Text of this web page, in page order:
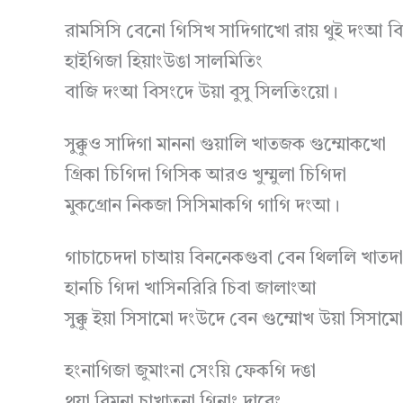
রামসিসি বেনো গিসিখ সাদিগাখো রায় থুই দংআ
হাইগিজা হিয়াংউঙা সালমিতিং
বাজি দংআ বিসংদে উয়া বুসু সিলতিংয়ো।
সুক্কুও সাদিগা মাননা গুয়ালি খাতজক গুম্মোকখো
গ্রিকা চিগিদা গিসিক আরও খুম্মুলা চিগিদা
মুকগ্রোন নিকজা সিসিমাকগি গাগি দংআ।
গাচাচেদদা চাআয় বিননেকগুবা বেন থিললি খাতদা
হানচি গিদা খাসিনরিরি চিবা জালাংআ
সুক্কু ইয়া সিসামো দংউদে বেন গুম্মোখ উয়া
হংনাগিজা জুমাংনা সেংয়ি ফেকগি দঙা